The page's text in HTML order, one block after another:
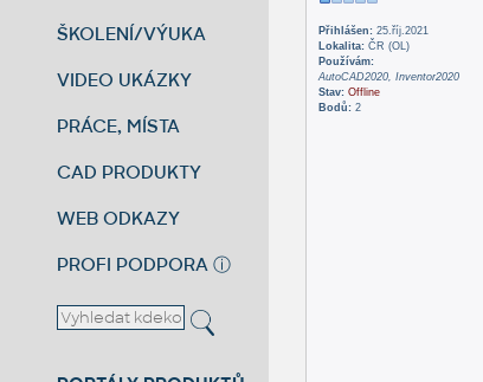
ŠKOLENÍ/VÝUKA
VIDEO UKÁZKY
PRÁCE, MÍSTA
CAD PRODUKTY
WEB ODKAZY
PROFI PODPORA ⓘ
Přihlášen:25.říj.2021
Lokalita:ČR (OL)
Používám:
AutoCAD2020, Inventor2020
Stav: Offline
Bodů:2